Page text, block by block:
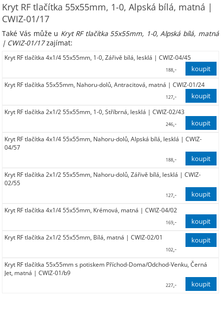
Kryt RF tlačítka 55x55mm, 1-0, Alpská bílá, matná |
CWIZ-01/17
Také Vás může u Kryt RF tlačítka 55x55mm, 1-0, Alpská bílá, matná
| CWIZ-01/17zajímat:
Kryt RF tlačítka 4x1/4 55x55mm, 1-0, Zářivě bílá, lesklá | CWIZ-04/45
188,-
155,00
Kryt RF tlačítka 55x55mm, Nahoru-dolů, Antracitová, matná | CWIZ-01/24
127,-
105,00
Kryt RF tlačítka 2x1/2 55x55mm, 1-0, Stříbrná, lesklá | CWIZ-02/43
246,-
203,00
Kryt RF tlačítka 4x1/4 55x55mm, Nahoru-dolů, Alpská bílá, lesklá | CWIZ-
04/57
188,-
155,00
Kryt RF tlačítka 2x1/2 55x55mm, Nahoru-dolů, Zářivě bílá, lesklá | CWIZ-
02/55
127,-
105,00
Kryt RF tlačítka 4x1/4 55x55mm, Krémová, matná | CWIZ-04/02
169,-
140,00
Kryt RF tlačítka 2x1/2 55x55mm, Bílá, matná | CWIZ-02/01
102,-
84,00
Kryt RF tlačítka 55x55mm s potiskem Příchod-Doma/Odchod-Venku, Černá
Jet, matná | CWIZ-01/b9
227,-